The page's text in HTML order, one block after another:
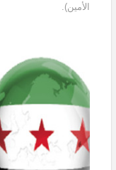
الأمين).